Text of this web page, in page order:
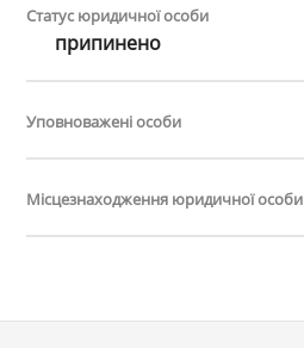
Статус юридичної особи
припинено
Уповноважені особи
Місцезнаходження юридичної особи